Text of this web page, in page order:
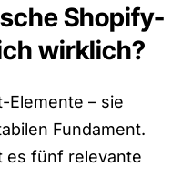
Shopify-
wirklich?
Elemente – sie
Fundament.
es fünf relevante